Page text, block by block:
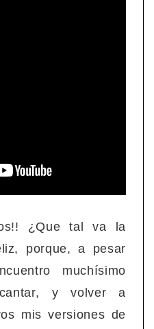
¿Que tal va la
porque, a pesar
muchísimo
y volver a
mis versiones de